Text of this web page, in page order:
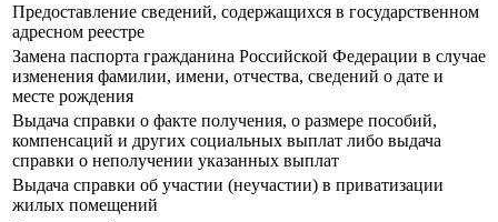
Предоставление сведений, содержащихся в государственном
адресном реестре
Замена паспорта гражданина Российской Федерации в случае
изменения фамилии, имени, отчества, сведений о дате и
месте рождения
Выдача справки о факте получения, о размере пособий,
компенсаций и других социальных выплат либо выдача
справки о неполучении указанных выплат
Выдача справки об участии (неучастии) в приватизации
жилых помещений